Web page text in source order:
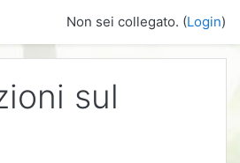
Non sei collegato. (Login)
sul